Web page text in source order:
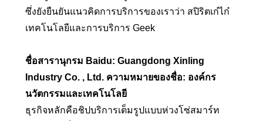
ซึ่งยังยืนยันแนวคิดการบริการของเราว่า สปิริตเก๋ไก๋
เทคโนโลยีและการบริการ Geek
ชื่อสารานุกรม Baidu: Guangdong Xinling
Industry Co. , Ltd. ความหมายของชื่อ: องค์กร
นวัตกรรมและเทคโนโลยี
ธุรกิจหลักคือชิปบริการเต็มรูปแบบห่วงโซ่สมาร์ท